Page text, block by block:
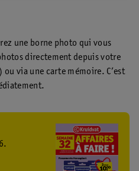
une borne photo qui vous
directement depuis votre
via une carte mémoire. C’est